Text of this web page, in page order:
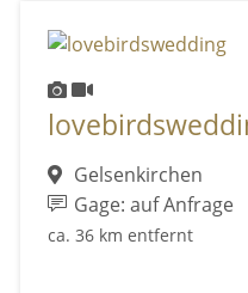
Gelsenkirchen
Gage: auf Anfrage
ca. 36 km entfernt